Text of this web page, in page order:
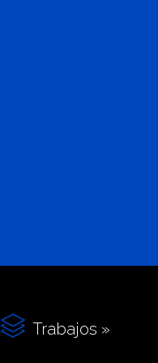
 Trabajos »